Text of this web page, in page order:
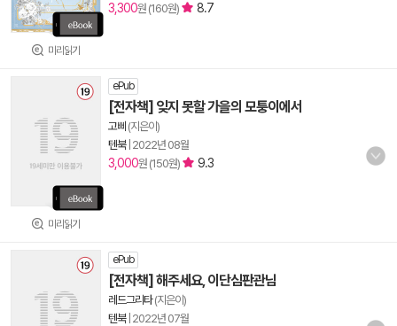
미리읽기
3,300원 (160원) 8.7
미리읽기
ePub
[전자책] 잊지 못할 가을의 모퉁이에서
고삐 (지은이)
텐북| 2022년 08월
3,000원 (150원) 9.3
ePub
[전자책] 해주세요, 이단심판관님
레드그리타(지은이)
텐북| 2022년 07월